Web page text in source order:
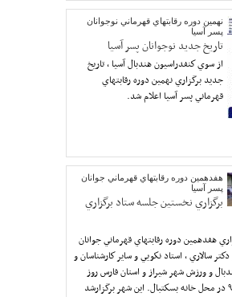
نهمين دوره رقابتهاي قهرماني نوجوانان
پسر آسيا
تاريخ جديد نوجوانان پسر آسيا
از سوي كنفدراسيون هندبال آسيا ، تاريخ
جديد برگزاري نهمين دوره رقابتهاي
قهرماني پسر آسيا اعلام شد.
هفدهمين دوره رقابتهاي قهرماني جوانان
پسر آسيا
برگزاري نخستين جلسه ستاد برگزاري
هفدهمين دوره رقابتهاي قهرماني جوانان
حضور دكتر سالاري ، استاد نكويي و ساير كارشناسان و
و ورزش شهر شيراز و استان فارس روز